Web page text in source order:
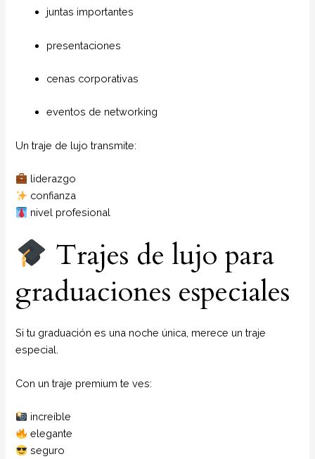
juntas importantes
presentaciones
cenas corporativas
eventos de networking
Un traje de lujo transmite:
liderazgo
confianza
nivel profesional
Trajes de lujo para
graduaciones especiales
Si tu graduación es una noche única, merece un traje
especial.
Con un traje premium te ves:
increíble
elegante
seguro